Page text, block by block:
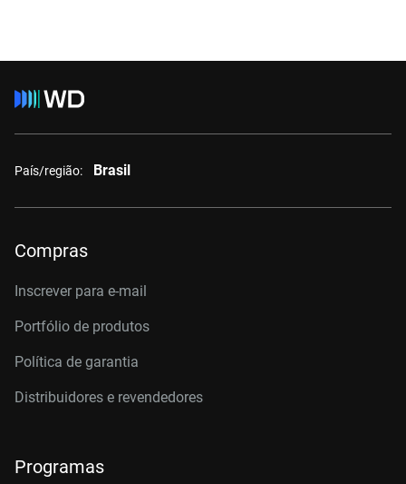
País/região: Brasil
Compras
Inscrever para e-mail
Portfólio de produtos
Política de garantia
Distribuidores e revendedores
Programas